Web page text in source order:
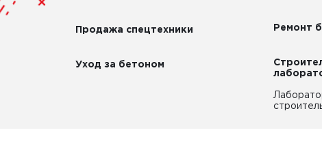
Продажа спецтехники
Уход за бетоном
Ремонт